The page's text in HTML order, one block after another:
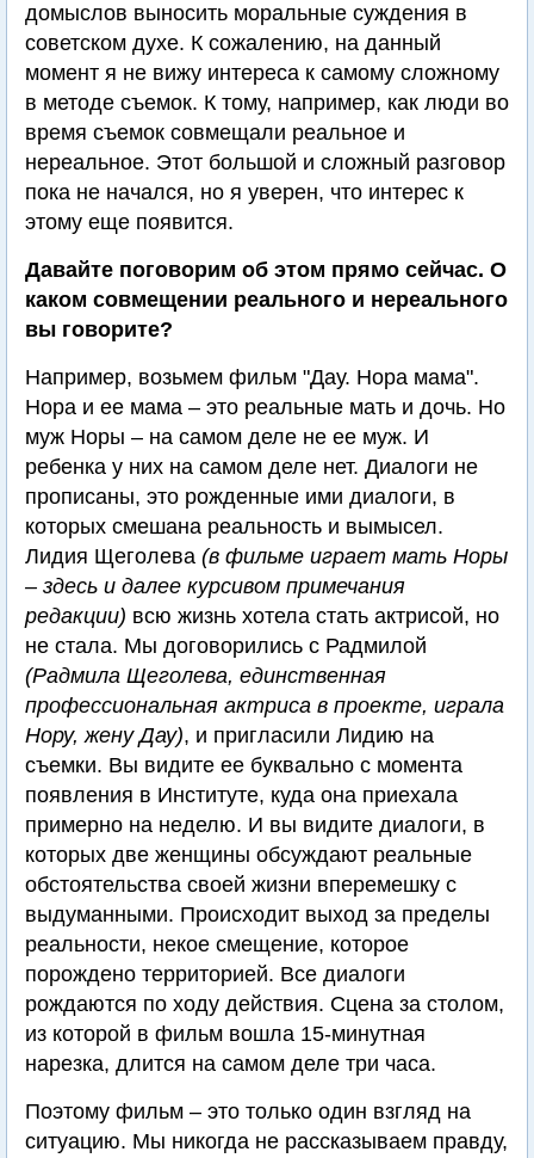
домыслов выносить моральные суждения в
советском духе. К сожалению, на данный
момент я не вижу интереса к самому сложному
в методе съемок. К тому, например, как люди во
время съемок совмещали реальное и
нереальное. Этот большой и сложный разговор
пока не начался, но я уверен, что интерес к
этому еще появится.
Давайте поговорим об этом прямо сейчас. О
каком совмещении реального и нереального
вы говорите?
Например, возьмем фильм "Дау. Нора мама".
Нора и ее мама – это реальные мать и дочь. Но
муж Норы – на самом деле не ее муж. И
ребенка у них на самом деле нет. Диалоги не
прописаны, это рожденные ими диалоги, в
которых смешана реальность и вымысел.
Лидия Щеголева (в фильме играет мать Норы
– здесь и далее курсивом примечания
редакции) всю жизнь хотела стать актрисой, но
не стала. Мы договорились с Радмилой
(Радмила Щеголева, единственная
профессиональная актриса в проекте, играла
Нору, жену Дау), и пригласили Лидию на
съемки. Вы видите ее буквально с момента
появления в Институте, куда она приехала
примерно на неделю. И вы видите диалоги, в
которых две женщины обсуждают реальные
обстоятельства своей жизни вперемешку с
выдуманными. Происходит выход за пределы
реальности, некое смещение, которое
порождено территорией. Все диалоги
рождаются по ходу действия. Сцена за столом,
из которой в фильм вошла 15-минутная
нарезка, длится на самом деле три часа.
Поэтому фильм – это только один взгляд на
ситуацию. Мы никогда не рассказываем правду,